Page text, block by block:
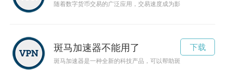
随着数字货币交易的广泛应用，交易速度成为影响用户体验的
斑马加速器不能用了
斑马加速器是一种全新的科技产品，可以帮助斑马们提升奔跑
下载